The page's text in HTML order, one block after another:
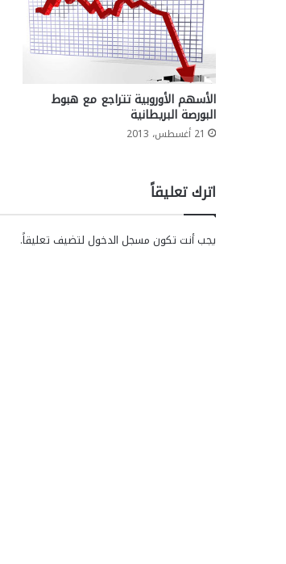
الأسهم الأوروبية تتراجع مع هبوط
البورصة البريطانية
21 أغسطس، 2013
اترك تعليقاً
يجب أنت تكون مسجل الدخول لتضيف تعليقاً.